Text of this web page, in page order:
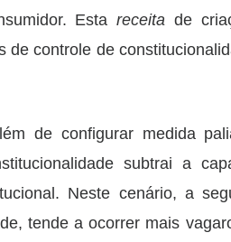
Estareceita de
de controle de
de configurar medida
subtrai a
Neste cenário, a
tende a ocorrer mais